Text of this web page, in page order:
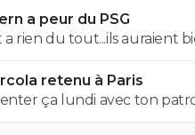
incompréhensible
Cordialement.
?? Messieurs les anglais allez vous faire
a peur du PSG
rien du tout...ils auraient
peux en écrire 200 des
retenu à Paris
ça lundi avec ton